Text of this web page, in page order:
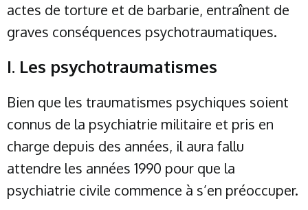
actes de torture et de barbarie, entraînent de
graves conséquences psychotraumatiques.
I. Les psychotraumatismes
Bien que les traumatismes psychiques soient
connus de la psychiatrie militaire et pris en
charge depuis des années, il aura fallu
attendre les années 1990 pour que la
psychiatrie civile commence à s’en préoccuper.